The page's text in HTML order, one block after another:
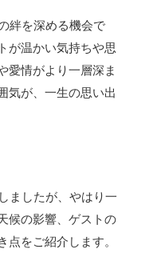
絆を深める機会で
が温かい気持ちや思
愛情がより一層深ま
気が、一生の思い出
ましたが、やはり一
候の影響、ゲストの
点をご紹介します。